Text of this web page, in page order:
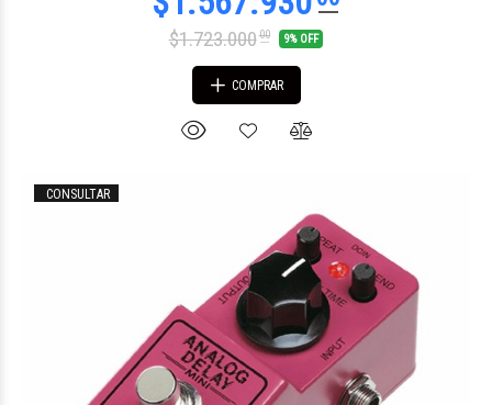
$1.723.00000 9% OFF
COMPRAR
CONSULTAR